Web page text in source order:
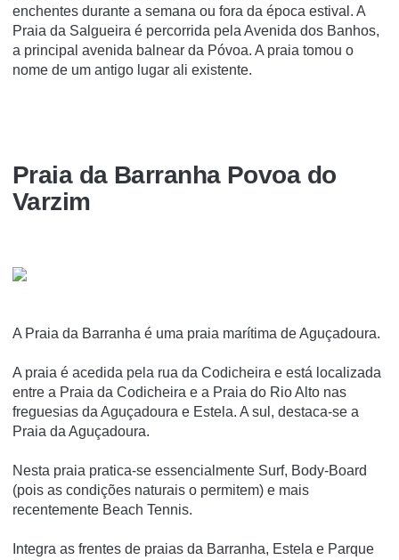
enchentes durante a semana ou fora da época estival. A
Praia da Salgueira é percorrida pela Avenida dos Banhos,
a principal avenida balnear da Póvoa. A praia tomou o
nome de um antigo lugar ali existente.
Praia da Barranha Povoa do
Varzim
A Praia da Barranha é uma praia marí­tima de Aguçadoura.
A praia é acedida pela rua da Codicheira e está localizada
entre a Praia da Codicheira e a Praia do Rio Alto nas
freguesias da Aguçadoura e Estela. A sul, destaca-se a
Praia da Aguçadoura.
Nesta praia pratica-se essencialmente Surf, Body-Board
(pois as condições naturais o permitem) e mais
recentemente Beach Tennis.
Integra as frentes de praias da Barranha, Estela e Parque